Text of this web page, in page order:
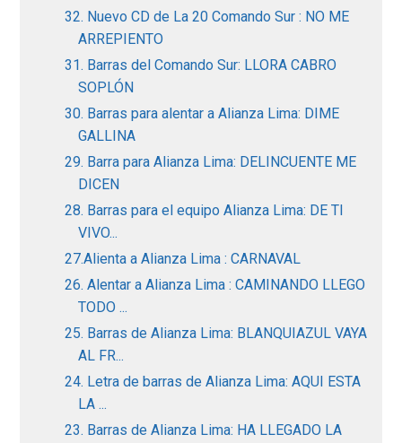
32. Nuevo CD de La 20 Comando Sur : NO ME
ARREPIENTO
31. Barras del Comando Sur: LLORA CABRO
SOPLÓN
30. Barras para alentar a Alianza Lima: DIME
GALLINA
29. Barra para Alianza Lima: DELINCUENTE ME
DICEN
28. Barras para el equipo Alianza Lima: DE TI
VIVO...
27.Alienta a Alianza Lima : CARNAVAL
26. Alentar a Alianza Lima : CAMINANDO LLEGO
TODO ...
25. Barras de Alianza Lima: BLANQUIAZUL VAYA
AL FR...
24. Letra de barras de Alianza Lima: AQUI ESTA
LA ...
23. Barras de Alianza Lima: HA LLEGADO LA